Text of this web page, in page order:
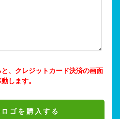
、クレジットカード決済の画面
します。
ロゴを購入する